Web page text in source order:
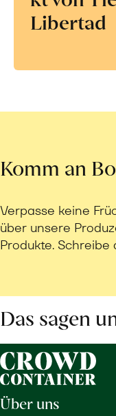
Libertad
Komm an
Verpasse keine
über unsere
Produkte.
Das sagen
Über uns